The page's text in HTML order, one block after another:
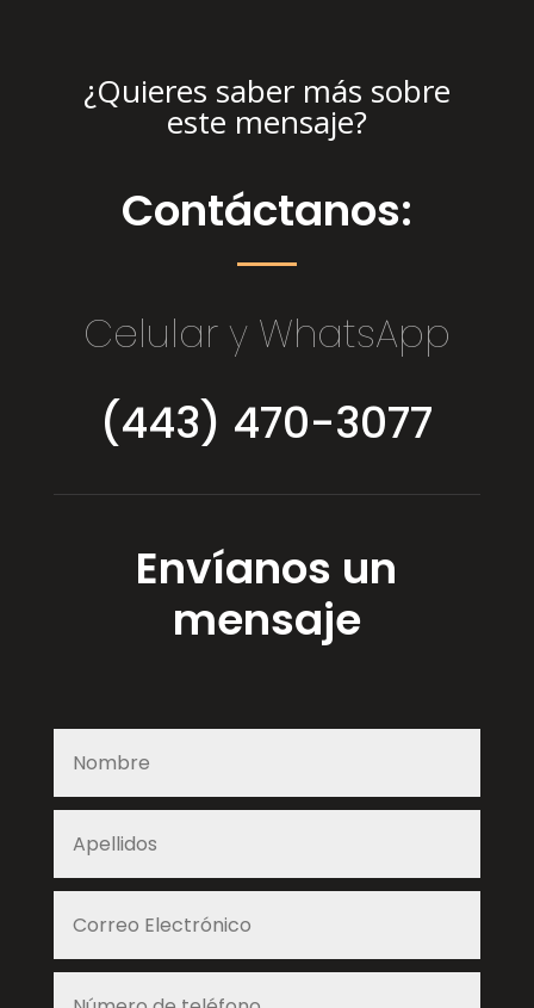
¿Quieres saber más sobre
este mensaje?
Contáctanos:
Celular y WhatsApp
(443) 470-3077
Envíanos un
mensaje